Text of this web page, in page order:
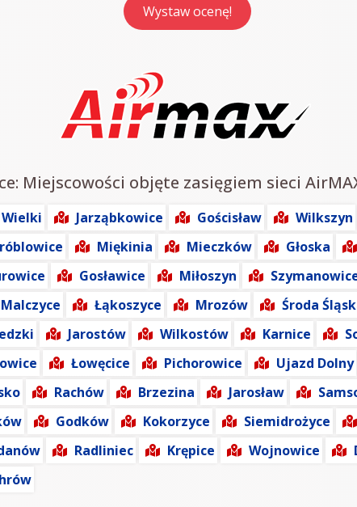
Miejscowości objęte zasięgiem sieci
Jarząbkowice Gościsław Wilkszyn
Miękinia Mieczków Głoska
Gosławice Miłoszyn
Malczyce Łąkoszyce Mrozów Środa
Jarostów Wilkostów Karnice
Łowęcice Pichorowice Ujazd Dolny
Rachów Brzezina Jarosław
Godków Kokorzyce Siemidrożyce
Radliniec Krępice Wojnowice